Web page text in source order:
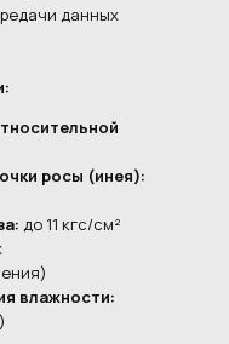
данных
росы (инея):
до 11 кгс/см²
влажности: